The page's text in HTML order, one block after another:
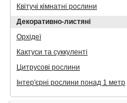
Квітучі кімнатні рослини
Декоративно-листяні
Орхідеї
Кактуси та суккуленті
Цитрусові рослини
Інтер'єрні рослини понад 1 метр